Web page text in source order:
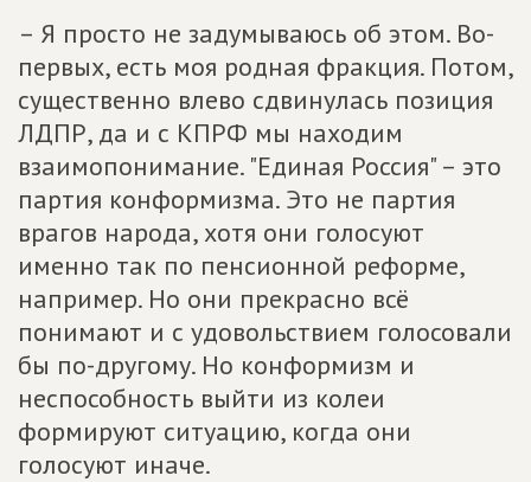
– Я просто не задумываюсь об этом. Во-
первых, есть моя родная фракция. Потом,
существенно влево сдвинулась позиция
ЛДПР, да и с КПРФ мы находим
взаимопонимание. "Единая Россия" – это
партия конформизма. Это не партия
врагов народа, хотя они голосуют
именно так по пенсионной реформе,
например. Но они прекрасно всё
понимают и с удовольствием голосовали
бы по-другому. Но конформизм и
неспособность выйти из колеи
формируют ситуацию, когда они
голосуют иначе.